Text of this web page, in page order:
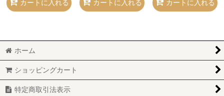
カートに入れる カートに入れる カートに入れる
ホーム
ショッピングカート
特定商取引法表示